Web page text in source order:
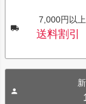
7,000円以上
送料割引